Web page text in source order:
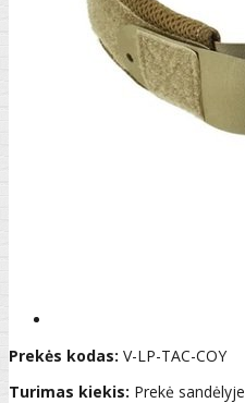
Prekės kodas: V-LP-TAC-COY
Turimas kiekis: Prekė sandėlyje